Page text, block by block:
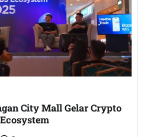
City Mall Gelar Crypto